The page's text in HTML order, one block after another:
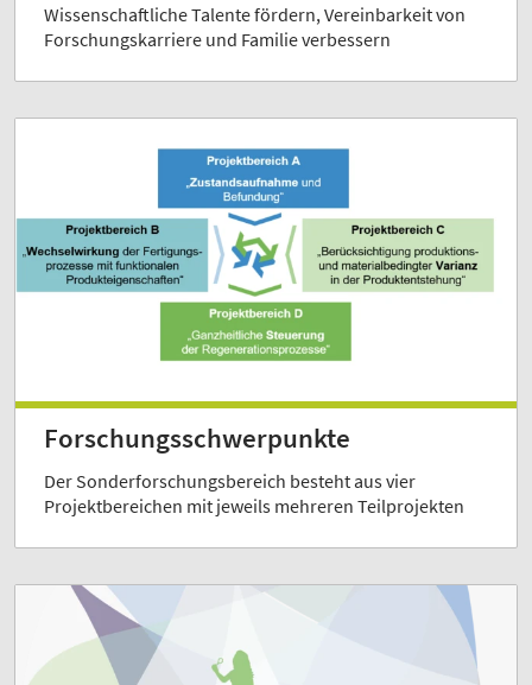
Wissenschaftliche Talente fördern, Vereinbarkeit von
Forschungskarriere und Familie verbessern
Forschungsschwerpunkte
Der Sonderforschungsbereich besteht aus vier
Projektbereichen mit jeweils mehreren Teilprojekten